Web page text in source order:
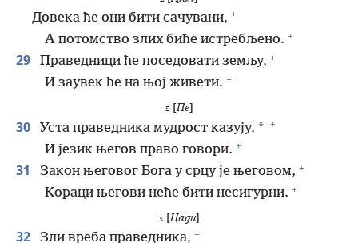
Довека ће они бити сачувани, +
А потомство злих биће истребљено. +
29 Праведници ће поседовати земљу, +
И заувек ће на њој живети. +
פ [Пе]
30 Уста праведника мудрост казују, * +
И језик његов право говори. +
31 Закон његовог Бога у срцу је његовом, +
Кораци његови неће бити несигурни. +
צ [Цади]
32 Зли вреба праведника, +